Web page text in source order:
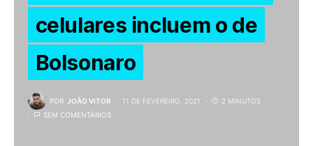
celulares incluem o de
Bolsonaro
POR JOÃO VITOR 11 DE FEVEREIRO, 2021
2 MINUTOS
SEM COMENTÁRIOS